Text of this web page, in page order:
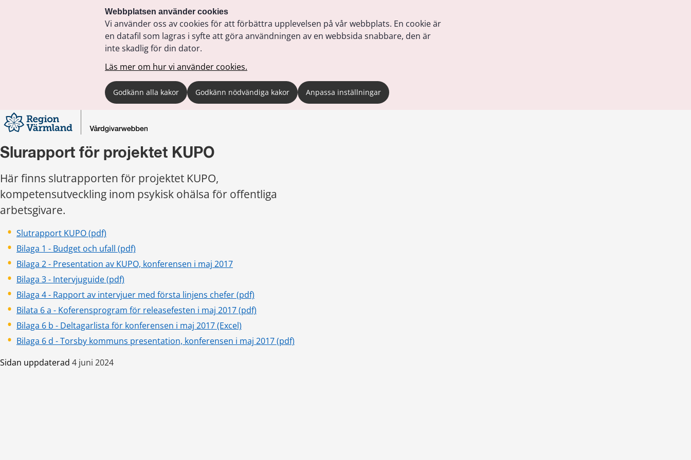
Webbplatsen använder cookies
Vi använder oss av cookies för att förbättra upplevelsen på vår webbplats. En cookie är
en datafil som lagras i syfte att göra användningen av en webbsida snabbare, den är
inte skadlig för din dator.
Läs mer om hur vi använder cookies.
Godkänn alla kakor Godkänn nödvändiga kakor Anpassa inställningar
Slurapport för projektet KUPO
Här finns slutrapporten för projektet KUPO,
kompetensutveckling inom psykisk ohälsa för offentliga
arbetsgivare.
Slutrapport KUPO (pdf)
Bilaga 1 - Budget och ufall (pdf)
Bilaga 2 - Presentation av KUPO, konferensen i maj 2017pdf, 3 MB.
Bilaga 3 - Intervjuguide (pdf)
Bilaga 4 - Rapport av intervjuer med första linjens chefer (pdf)
Bilata 6 a - Koferensprogram för releasefesten i maj 2017 (pdf)
Bilaga 6 b - Deltagarlista för konferensen i maj 2017 (Excel)
Bilaga 6 d - Torsby kommuns presentation, konferensen i maj 2017 (pdf)
Sidan uppdaterad 4 juni 2024